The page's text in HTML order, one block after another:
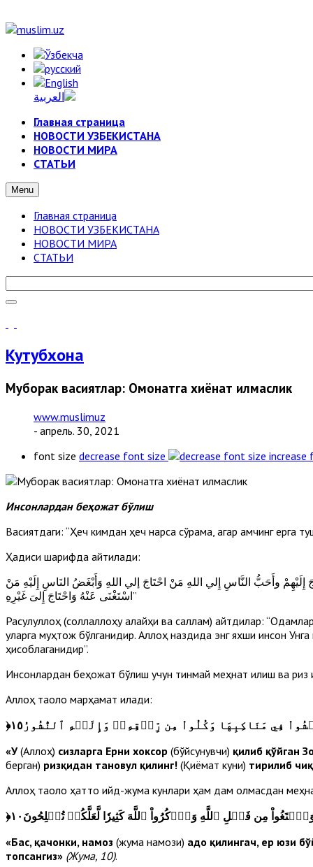
Главная страница
НОВОСТИ УЗБЕКИСТАНА
НОВОСТИ МИРА
СТАТЬИ
Menu
Главная страница
НОВОСТИ УЗБЕКИСТАНА
НОВОСТИ МИРА
СТАТЬИ
Кутубхона
Муборак васиятлар: Омонатга хиёнат қилмаслик
www.muslimuz
- апрель. 30, 2021
font size decrease font size increase
Инсонлардан беҳожат бўлиш
Васиятдаги: “Ҳеч кимдан ҳеч нарса сўрама, агар қамчинг ерга
Ҳадиси шарифда айтилади:
وأَحَبُّ النَّاسِ إِلي اللهِ مَنْ احْتَاجَ إلي اللهِ وَأَبْغَضُ النَاسِ إِلَيْهِ مَنْ
اسْتَغْنَى عَنْهُ وَاحْتَاجَ إِلىَ غَيْرِهِ”
Расулуллоҳ (соллаллоҳу алайҳи ва саллам) айтдилар:
уларга муҳтож бўлганидир. Аллоҳ наздида энг яхши инсон
ҳисоблаганидир”.
Инсонлардан беҳожат бўлиш учун тинмай меҳнат қилиш ва ризқ
Аллоҳ таоло марҳамат қилади:
﴿
فِي مَنَاكِبِهَا وَكُلُواْ مِن رِّزۡقِهِۦۖ وَإِلَيۡهِ ٱلنُّشُورُ١٥
«У(Аллоҳ) сизларга Ерни хоксор (бўйсунувчи) қилиб қўйган
берган) ризқидан тановул қилинг! (Қиёмат куни) тирилиб
Аллоҳ таоло ҳатто ийд-жума кунлари ҳам дам олмасдан
﴿
مِن فَضۡلِ ٱللَّهِ وَٱذۡكُرُواْ ٱللَّهَ كَثِيرٗا لَّعَلَّكُمۡ تُفۡلِحُونَ١٠
«Бас, қачонки, намоз (жума намози) адо қилингач, ер юзи
топсангиз» (Жума, 10).